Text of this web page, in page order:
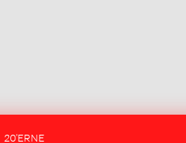
20'ERNE